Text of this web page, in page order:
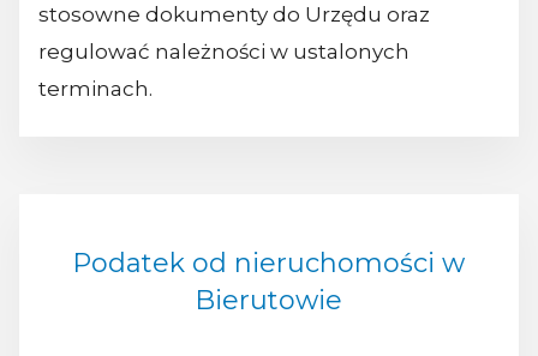
stosowne dokumenty do Urzędu oraz
regulować należności w ustalonych
terminach.
Podatek od nieruchomości w
Bierutowie